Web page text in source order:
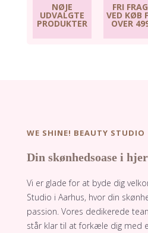
NØJE
UDVALGTE
PRODUKTER
FRI
VED KØB
OVER
WE SHINE! BEAUTY STUDIO
Din skønhedsoase i
Vi er glade for at byde dig
Studio i Aarhus, hvor din
passion. Vores dedikerede
står klar til at forkæle dig med